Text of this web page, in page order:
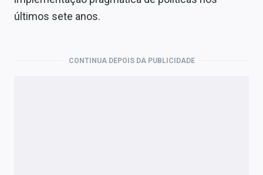
últimos sete anos.
CONTINUA DEPOIS DA PUBLICIDADE